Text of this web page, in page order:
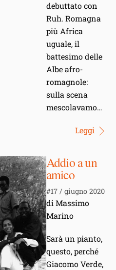
debuttato con
Ruh. Romagna
più Africa
uguale, il
battesimo delle
Albe afro-
romagnole:
sulla scena
mescolavamo…
Leggi
Addio a un
amico
#17 / giugno 2020
di Massimo
Marino
Sarà un pianto,
questo, perché
Giacomo Verde,